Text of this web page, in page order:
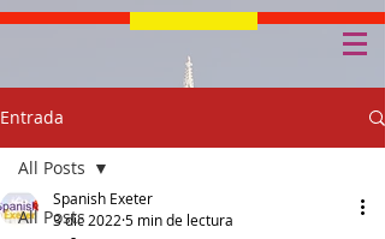
Entrada
All Posts
All Posts
Spanish Exeter
3 dic 2022 5 min de lectura